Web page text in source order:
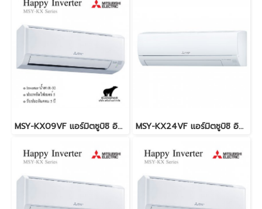
MSY-KX09VF แอร์มิตซูบิชิ อินเวอร์เตอร์ น้ำยา R-32 (MITSUBISHI ELECTRIC - HAPPY INVERTER) MSY-KX24VF แอร์มิตซูบิชิ อินเวอร์เตอร์ น้ำยา R-32 (MITSUBISHI ELECTRIC - HAPPY INVERTER)